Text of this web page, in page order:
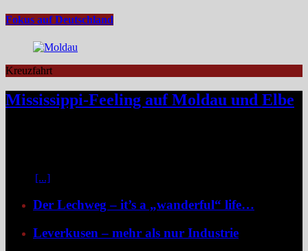
Fokus auf Deutschland
Kreuzfahrt
Mississippi-Feeling auf Moldau und Elbe
[...]
Der Lechweg – it’s a „wanderful“ life…
Leverkusen – mehr als nur Industrie